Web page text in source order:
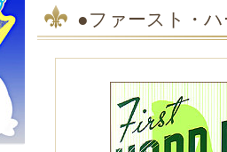
●ファースト・